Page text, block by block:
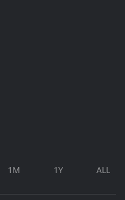
1M 1Y ALL